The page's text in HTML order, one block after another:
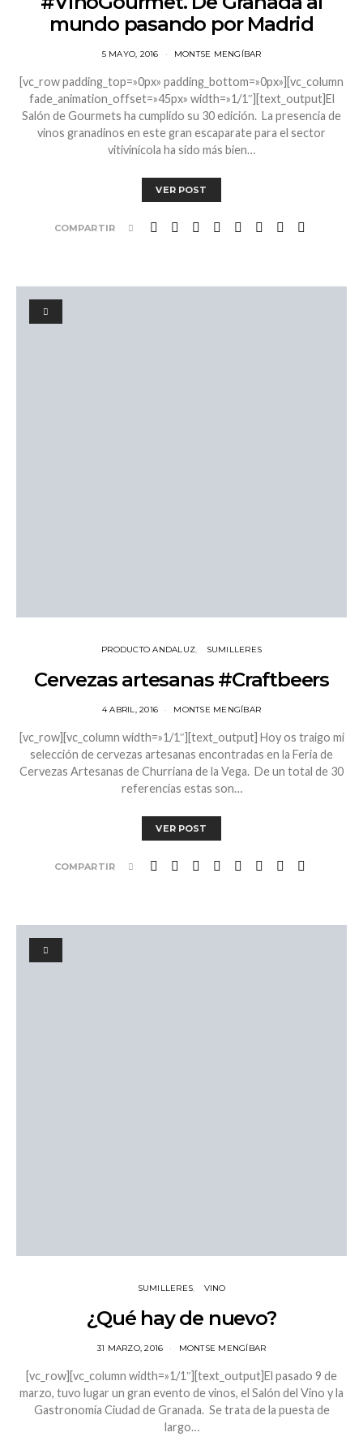
mundo pasando por Madrid
5 MAYO, 2016 MONTSE MENGÍBAR
[vc_row padding_top=»0px» padding_bottom=»0px»][vc_column
fade_animation_offset=»45px» width=»1/1″][text_output]El
Salón de Gourmets ha cumplido su 30 edición. La presencia de
vinos granadinos en este gran escaparate para el sector
vitivinícola ha sido más bien…
VER POST
COMPARTIR
PRODUCTO ANDALUZ SUMILLERES
Cervezas artesanas #Craftbeers
4 ABRIL, 2016 MONTSE MENGÍBAR
[vc_row][vc_column width=»1/1″][text_output] Hoy os traigo mi
selección de cervezas artesanas encontradas en la Feria de
Cervezas Artesanas de Churriana de la Vega. De un total de 30
referencias estas son…
VER POST
COMPARTIR
SUMILLERES VINO
¿Qué hay de nuevo?
31 MARZO, 2016 MONTSE MENGÍBAR
[vc_row][vc_column width=»1/1″][text_output]El pasado 9 de
marzo, tuvo lugar un gran evento de vinos, el Salón del Vino y la
Gastronomía Ciudad de Granada. Se trata de la puesta de
largo…